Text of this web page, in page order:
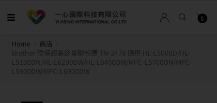
0
Home
商店
Brother 環保超高容量碳粉匣 TN-3478 適用 HL-L5000D/HL-
L5100DN/HL-L6200DW/HL-L6400DW/MFC-L5700DN/MFC-
L5900DW/MFC-L6900DW